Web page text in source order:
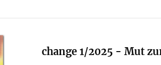
change 1/2025 - Mut